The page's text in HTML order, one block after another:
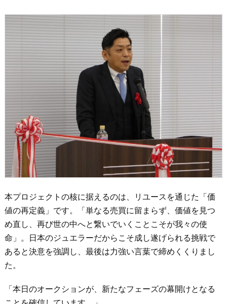
本プロジェクトの核に据えるのは、リユースを通じた「価
値の再定義」です。「単なる売買に留まらず、価値を見つ
め直し、再び世の中へと繋いでいくことこそが我々の使
命」。日本のジュエラーだからこそ成し遂げられる挑戦で
あると決意を強調し、最後は力強い言葉で締めくくりまし
た。
「本日のオークションが、新たなフェーズの幕開けとなる